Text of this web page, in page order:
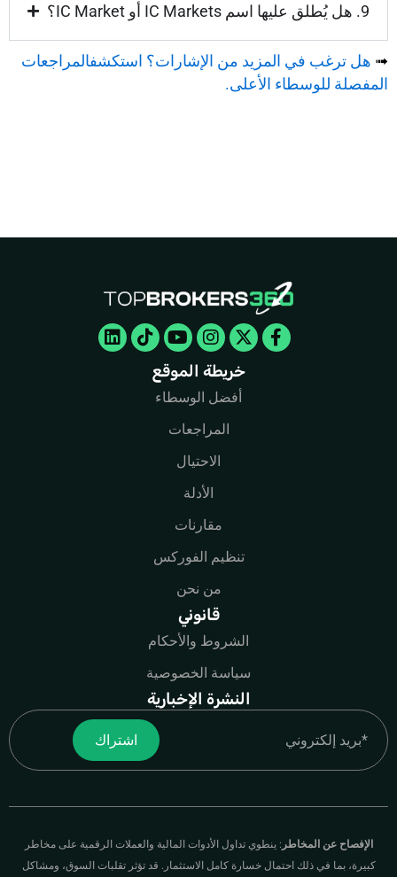
9. هل يُطلق عليها اسم IC Markets أو IC Market؟
➟ هل ترغب في المزيد من الإشارات؟ استكشفالمراجعات
المفصلة للوسطاء الأعلى.
Facebook-
f
X-
twitter
Instagram
Youtube
Tiktok
Linkedin
خريطة الموقع
أفضل الوسطاء
المراجعات
الاحتيال
الأدلة
مقارنات
تنظيم الفوركس
من نحن
قانوني
الشروط والأحكام
سياسة الخصوصية
النشرة الإخبارية
اشتراك
الإفصاح عن المخاطر : ينطوي تداول الأدوات المالية والعملات الرقمية على مخاطر
كبيرة، بما في ذلك احتمال خسارة كامل الاستثمار. قد تؤثر تقلبات السوق، ومشاكل